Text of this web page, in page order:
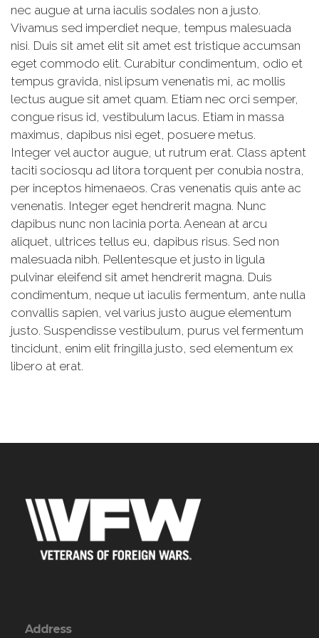
nec augue at urna iaculis sodales non a justo.
Vivamus sed imperdiet neque, tempus malesuada
nisi. Duis sit amet elit sit amet est tristique accumsan
eget commodo elit. Curabitur condimentum, odio et
tempus gravida, nisl ipsum venenatis mi, ac mollis
lectus augue sit amet quam. Etiam nec orci semper,
congue risus id, vestibulum lacus. Etiam in massa
maximus, dapibus nisi eget, posuere metus.
Integer vel auctor augue, ut rutrum erat. Class aptent
taciti sociosqu ad litora torquent per conubia nostra,
per inceptos himenaeos. Cras venenatis quis ante ac
venenatis. Integer eget hendrerit magna. Nunc
dapibus nunc non lacinia porta. Aenean at arcu
aliquet, ultrices tellus eu, dapibus risus. Sed non
malesuada nibh. Pellentesque et justo in ligula
pulvinar eleifend sit amet hendrerit magna. Duis
condimentum, neque ut iaculis fermentum, ante nulla
convallis sapien, vel varius justo augue elementum
justo. Suspendisse vestibulum, purus vel fermentum
tincidunt, enim elit fringilla justo, sed elementum ex
libero at erat.
Address